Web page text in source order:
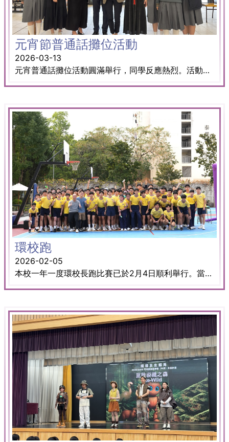
元宵節普通話攤位活動
2026-03-13
元宵普通話攤位活動圓滿舉行，同學反應熱烈。活動內容豐富多元，包括猜燈謎、詩詞配對、湯圓製作，以及編織草蜢、中國結等傳統手工，讓參與者親身體驗中華文化魅力，同時透過互動遊戲提升學習普通話的興趣，感受傳統節日的溫暖氛圍。
環校跑
2026-02-05
本校一年一度環校長跑比賽已於2月4日順利舉行。當日天氣晴朗，氣溫適宜，為同學提供理想的比賽環境。參賽同學全情投入，場面熱鬧。衷心感謝各位老師及同學的積極參與及支持。